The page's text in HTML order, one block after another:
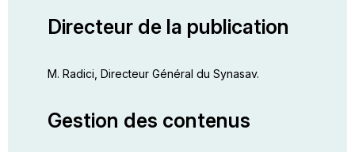
Directeur de la publication
M. Radici, Directeur Général du Synasav.
Gestion des contenus